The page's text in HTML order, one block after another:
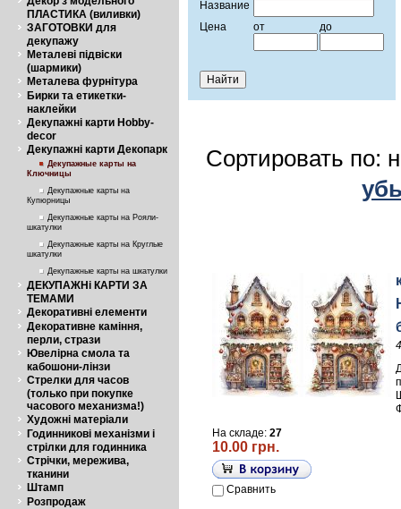
ПЛАСТИКА (виливки)
ЗАГОТОВКИ для
декупажу
Металеві підвіски
(шармики)
Металева фурнітура
Бирки та етикетки-
наклейки
Декупажні карти Hobby-
decor
Декупажні карти Декопарк
Декупажные карты на
Ключницы
Декупажные карты на
Купюрницы
Декупажные карты на Рояли-
шкатулки
Декупажные карты на Круглые
шкатулки
Декупажные карты на шкатулки
ДЕКУПАЖНі КАРТИ ЗА
ТЕМАМИ
Декоративні елементи
Декоративне каміння,
перли, стрази
Ювелірна смола та
кабошони-лінзи
Стрелки для часов
(только при покупке
часового механизма!)
Художні матеріали
Годинникові механізми і
стрілки для годинника
Стрічки, мережива,
тканини
Штамп
Розпродаж
Название
Цена
от до
Сортировать по:
На складе: 27
10.00 грн.
Сравнить